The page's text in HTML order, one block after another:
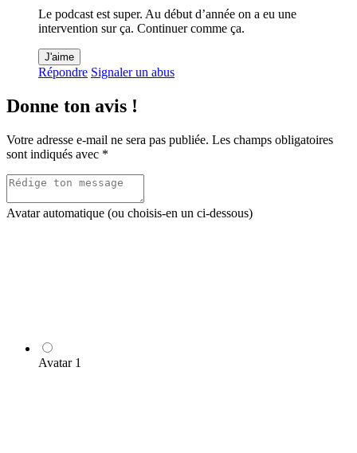
Le podcast est super. Au début d’année on a eu une
intervention sur ça. Continuer comme ça.
J'aime
Répondre Signaler un abus
Donne ton avis !
Votre adresse e-mail ne sera pas publiée. Les champs obligatoires
sont indiqués avec *
Avatar automatique (ou choisis-en un ci-dessous)
Avatar 1